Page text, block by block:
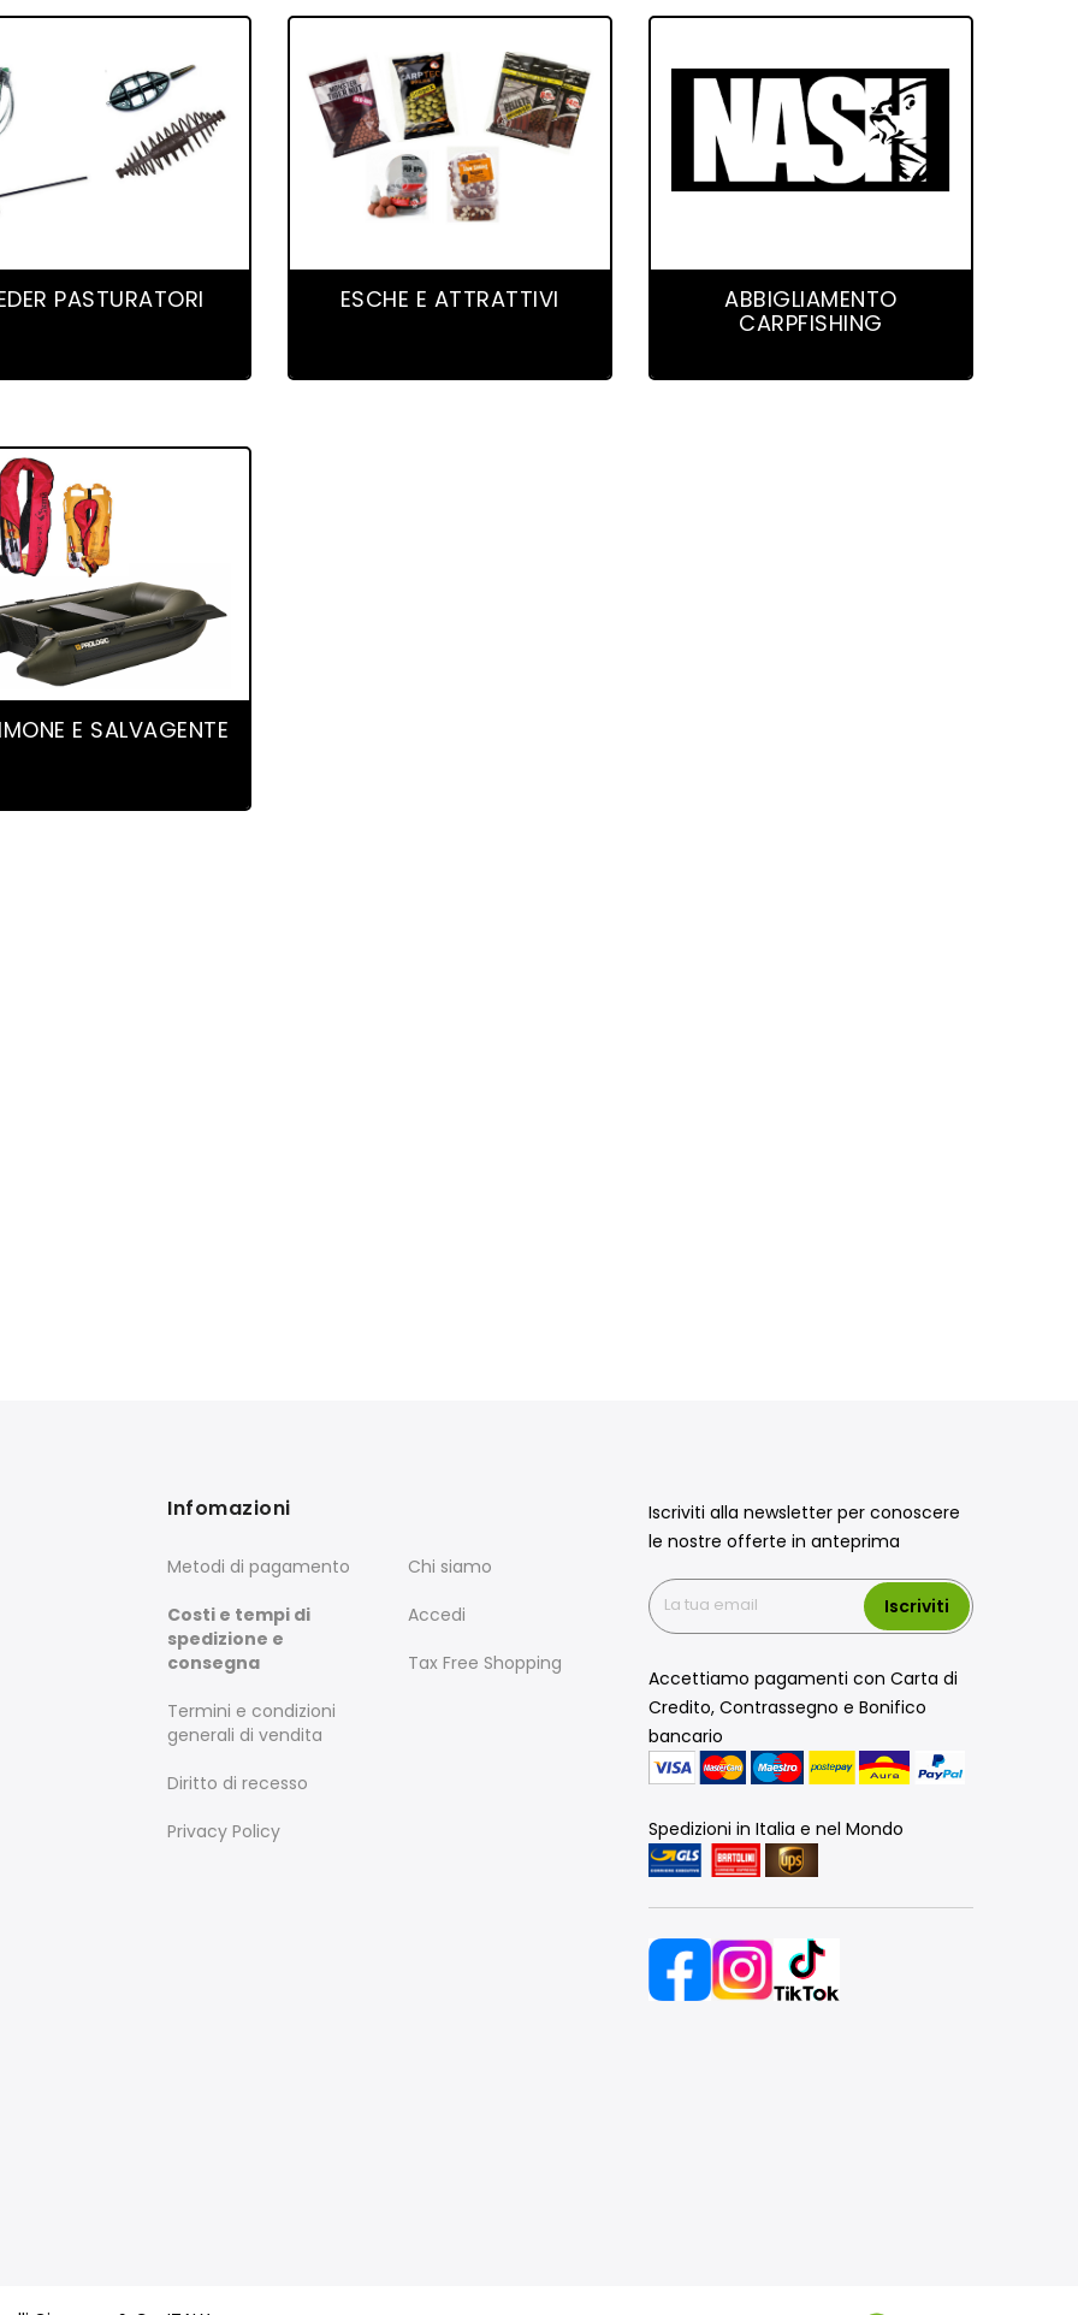
41 product(s)
PASTURATORI 100 product(s)
ESCHE E ATTRATTIVI 7 product(s)
ABBIGLIAMENTO
CARPFISHING
7 product(s)
E SALVAGENTE
Infomazioni
Metodi di pagamento
Costi e tempi di
spedizione e
consegna
Termini e condizioni
generali di vendita
Diritto di recesso
Privacy Policy
Chi siamo
Accedi
Tax Free Shopping
Iscriviti alla newsletter per conoscere
le nostre offerte in anteprima
Iscriviti
Accettiamo pagamenti con Carta di
Credito, Contrassegno e Bonifico
bancario
Spedizioni in Italia e nel Mondo